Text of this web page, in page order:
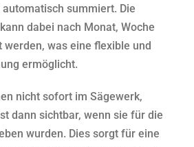
summiert. Die
dabei nach Monat, Woche
werden, was eine flexible und
ermöglicht.
nicht sofort im Sägewerk,
dann sichtbar, wenn sie für die
wurden. Dies sorgt für eine